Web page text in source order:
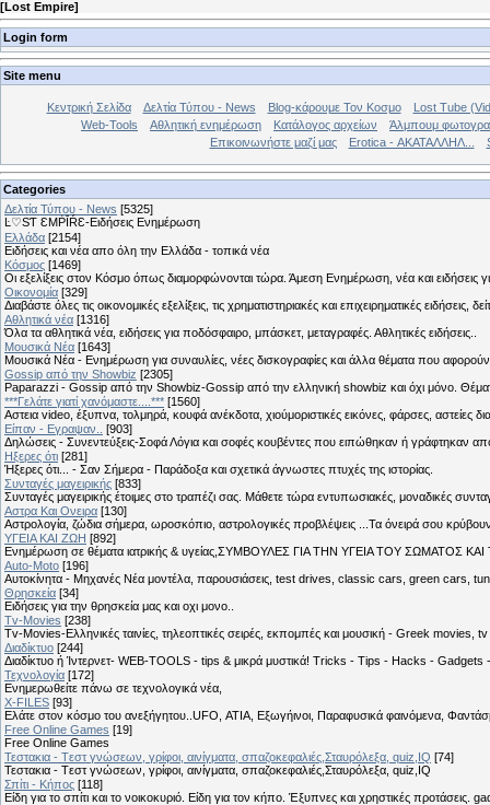
[Lost Empire]
Login form
Site menu
Κεντρική Σελίδα Δελτία Τύπου - News Blog-κάρουμε Τον Κοσμο
Lost Tube
Web-Tools
Αθλητική ενημέρωση Κατάλογος αρχείων
Άλμπουμ
Επικοινωνήστε μαζί μας
Erotica - ΑΚΑΤΑΛΛΗΛ...
Categories
Δελτία Τύπου - News [5325]
Ŀ♡SƬ ƐMṖĪŔƐ-Ειδήσεις Ενημέρωση
Ελλάδα [2154]
Ειδήσεις και νέα απο όλη την Ελλάδα - τοπικά νέα
Κόσμος [1469]
Οι εξελίξεις στον Κόσμο όπως διαμορφώνονται τώρα. Άμεση Ενημέρωση, νέα και
Οικονομία [329]
Διαβάστε όλες τις οικονομικές εξελίξεις, τις χρηματιστηριακές και επιχειρηματικές ειδήσεις,
Αθλητικά νέα [1316]
Όλα τα αθλητικά νέα, ειδήσεις για ποδόσφαιρο, μπάσκετ, μεταγραφές. Αθλητικές ειδήσεις..
Μουσικά Νέα [1643]
Μουσικά Νέα - Ενημέρωση για συναυλίες, νέες δισκογραφίες και άλλα θέματα που
Gossip από την Showbiz [2305]
Paparazzi - Gossip από την Showbiz-Gossip από την ελληνική showbiz και όχι μόνο.
***Γελάτε γιατί χανόμαστε....*** [1560]
Αστεια video, έξυπνα, τολμηρά, κουφά ανέκδοτα, χιούμοριστικές εικόνες, φάρσες, αστείες
Είπαν - Εγραψαν..
[903]
Δηλώσεις - Συνεντεύξεις-Σοφά Λόγια και σοφές κουβέντες που ειπώθηκαν ή
Hξερες ότι [281]
Ήξερες ότι... - Σαν Σήμερα - Παράδοξα και σχετικά άγνωστες πτυχές της ιστορίας.
Συνταγές μαγειρικής [833]
Συνταγές μαγειρικής έτοιμες στο τραπέζι σας. Μάθετε τώρα εντυπωσιακές, μοναδικές
Αστρα Και Ονειρα [130]
Αστρολογία, ζώδια σήμερα, ωροσκόπιο, αστρολογικές προβλέψεις ...Τα όνειρά σου
ΥΓΕΙΑ ΚΑΙ ΖΩΗ [892]
Eνημέρωση σε θέματα ιατρικής & υγείας,ΣΥΜΒΟΥΛΕΣ ΓΙΑ ΤΗΝ ΥΓΕΙΑ ΤΟΥ ΣΩΜΑΤΟΣ
Auto-Moto [196]
Αυτοκίνητα - Μηχανές Νέα μοντέλα, παρουσιάσεις, test drives, classic cars, green cars,
Θρησκεία [34]
Ειδήσεις για την θρησκεία μας και οχι μονο..
Tv-Movies [238]
Tv-Movies-Ελληνικές ταινίες, τηλεοπτικές σειρές, εκπομπές και μουσική - Greek movies,
Διαδίκτυο [244]
Διαδίκτυο ή Ίντερνετ- WEB-TOOLS - tips & μικρά μυστικά! Tricks - Tips - Hacks - Gadgets
Τεχνολογία [172]
Ενημερωθείτε πάνω σε τεχνολογικά νέα,
X-FILES [93]
Ελάτε στον κόσμο του ανεξήγητου..UFO, ΑΤΙΑ, Εξωγήινοι, Παραφυσικά φαινόμενα,
Free Online Games [19]
Free Online Games
Τεστακια - Tεστ γνώσεων, γρίφοι, αινίγματα, σπαζοκεφαλιές,Σταυρόλεξα, quiz,IQ [74]
Τεστακια - Tεστ γνώσεων, γρίφοι, αινίγματα, σπαζοκεφαλιές,Σταυρόλεξα, quiz,IQ
Σπίτι - Κήπος [118]
Είδη για το σπίτι και το νοικοκυριό. Είδη για τον κήπο. Έξυπνες και χρηστικές προτάσεις.